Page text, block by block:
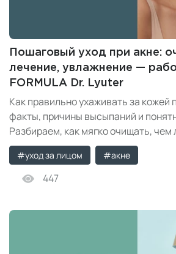
Пошаговый уход при акне:
лечение, увлажнение —
FORMULA Dr. Lyuter
Как правильно ухаживать за кожей
факты, причины высыпаний и
Разбираем, как мягко очищать, чем
воспаления, зачем увлажнять
использовать линию FORMULA Dr.
Acne.
#уход за лицом #акне
447